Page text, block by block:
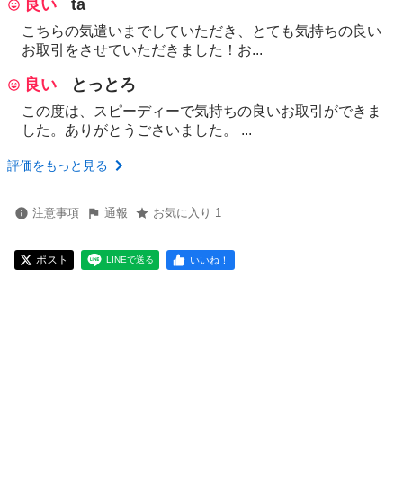
良い ta
こちらの気遣いまでしていただき、とても気持ちの良い
お取引をさせていただきました！お...
良い とっとろ
この度は、スピーディーで気持ちの良いお取引ができま
した。ありがとうごさいました。 ...
評価をもっと見る
注意事項 通報 お気に入り 1
ポスト LINEで送る いいね！